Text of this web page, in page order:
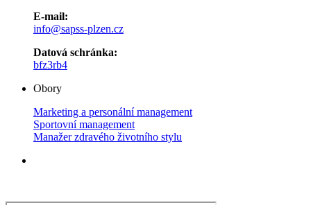
E-mail:
info@sapss-plzen.cz​​​​​​
Datová schránka:
bfz3rb4
Obory
Marketing a personální management
Sportovní management
Manažer zdravého životního stylu